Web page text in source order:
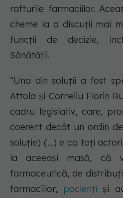
rafturile farmaciilor.
cheme la o discuții mai
funcții de decizie,
Sănătății.
”Una din soluții a fost
Attola și Corneliu Florin
cadru legislativ, care,
coerent decât un ordin
soluție) (...) e ca toți
la aceeași masă, că
farmaceutică, de
farmaciilor, pacienți și